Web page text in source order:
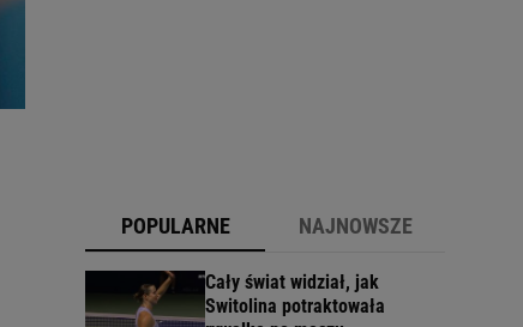
POPULARNE NAJNOWSZE
Cały świat widział, jak
Switolina potraktowała